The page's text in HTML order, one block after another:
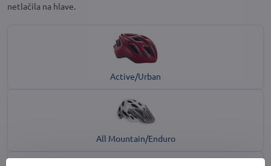
netlačila na hlave.
Active/Urban
All Mountain/Enduro